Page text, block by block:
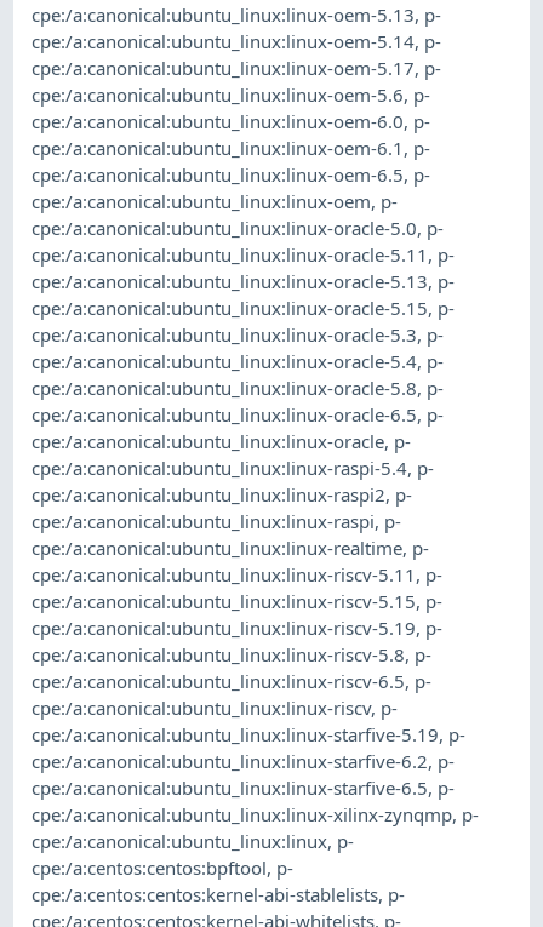
cpe:/a:canonical:ubuntu_linux:linux-oem-5.13, p-
cpe:/a:canonical:ubuntu_linux:linux-oem-5.14, p-
cpe:/a:canonical:ubuntu_linux:linux-oem-5.17, p-
cpe:/a:canonical:ubuntu_linux:linux-oem-5.6, p-
cpe:/a:canonical:ubuntu_linux:linux-oem-6.0, p-
cpe:/a:canonical:ubuntu_linux:linux-oem-6.1 , p-
cpe:/a:canonical:ubuntu_linux:linux-oem-6.5, p-
cpe:/a:canonical:ubuntu_linux:linux-oem, p-
cpe:/a:canonical:ubuntu_linux:linux-oracle-5.0, p-
cpe:/a:canonical:ubuntu_linux:linux-oracle-5.11 , p-
cpe:/a:canonical:ubuntu_linux:linux-oracle-5.13, p-
cpe:/a:canonical:ubuntu_linux:linux-oracle-5.15, p-
cpe:/a:canonical:ubuntu_linux:linux-oracle-5.3, p-
cpe:/a:canonical:ubuntu_linux:linux-oracle-5.4, p-
cpe:/a:canonical:ubuntu_linux:linux-oracle-5.8, p-
cpe:/a:canonical:ubuntu_linux:linux-oracle-6.5, p-
cpe:/a:canonical:ubuntu_linux:linux-oracle, p-
cpe:/a:canonical:ubuntu_linux:linux-raspi-5.4, p-
cpe:/a:canonical:ubuntu_linux:linux-raspi2, p-
cpe:/a:canonical:ubuntu_linux:linux-raspi, p-
cpe:/a:canonical:ubuntu_linux:linux-realtime, p-
cpe:/a:canonical:ubuntu_linux:linux-riscv-5.11 , p-
cpe:/a:canonical:ubuntu_linux:linux-riscv-5.15, p-
cpe:/a:canonical:ubuntu_linux:linux-riscv-5.19, p-
cpe:/a:canonical:ubuntu_linux:linux-riscv-5.8, p-
cpe:/a:canonical:ubuntu_linux:linux-riscv-6.5, p-
cpe:/a:canonical:ubuntu_linux:linux-riscv, p-
cpe:/a:canonical:ubuntu_linux:linux-starfive-5.19, p-
cpe:/a:canonical:ubuntu_linux:linux-starfive-6.2, p-
cpe:/a:canonical:ubuntu_linux:linux-starfive-6.5, p-
cpe:/a:canonical:ubuntu_linux:linux-xilinx-zynqmp, p-
cpe:/a:canonical:ubuntu_linux:linux, p-
cpe:/a:centos:centos:bpftool, p-
cpe:/a:centos:centos:kernel-abi-stablelists, p-
cpe:/a:centos:centos:kernel-abi-whitelists, p-